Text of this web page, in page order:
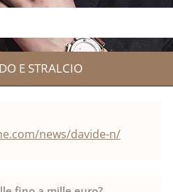
E STRALCIO
news/davide-n/